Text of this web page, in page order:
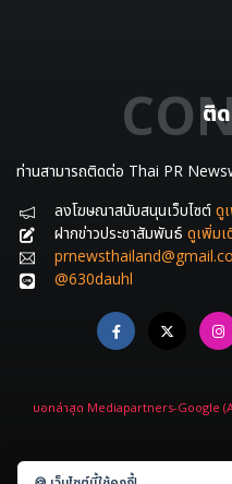
ติ
ท่านสามารถติดต่อ Thai PR
ลงโฆษณาสนับสนุนเว็บไซต์ ดู
ฝากข่าวประชาสัมพันธ์ ดูเพิ่มเ
@630dauhl
บอทล่าสุด Mediapartners-Google